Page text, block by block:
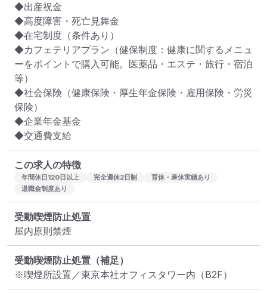
◆出産祝金
◆高度障害・死亡見舞金
◆在宅制度（条件あり）
◆カフェテリアプラン（健保制度：健康に関するメニュ
ーをポイントで購入可能。医薬品・エステ・旅行・宿泊
等）
◆社会保険（健康保険・厚生年金保険・雇用保険・労災
保険）
◆企業年金基金
◆交通費支給
この求人の特徴
年間休日120日以上 完全週休2日制
育休・産休実績あり
退職金制度あり
受動喫煙防止処置
屋内原則禁煙
受動喫煙防止処置（補足）
※喫煙所設置／東京本社オフィスタワー内（B2F）